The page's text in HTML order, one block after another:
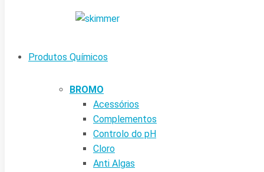
Produtos Químicos
BROMO
Acessórios
Complementos
Controlo do pH
Cloro
Anti Algas